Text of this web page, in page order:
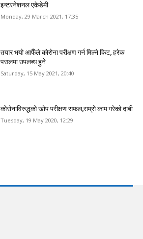
इन्टरनेशनल एकेडेमी
Monday, 29 March 2021, 17:35
तयार भयो आफैँले कोरोना परीक्षण गर्न मिल्ने किट, हरेक
पसलमा उपलब्ध हुने
Saturday, 15 May 2021, 20:40
कोरोनाविरुद्धको खोप परीक्षण सफल,राम्रो काम गरेको दाबी
Tuesday, 19 May 2020, 12:29